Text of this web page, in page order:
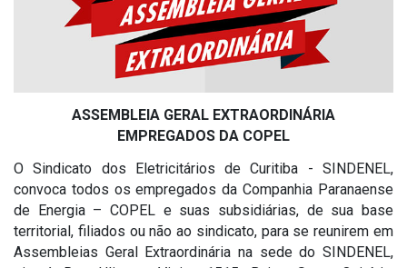
ASSEMBLEIA GERAL EXTRAORDINÁRIA
EMPREGADOS DA COPEL
O Sindicato dos Eletricitários de Curitiba - SINDENEL,
convoca todos os empregados da Companhia Paranaense
de Energia – COPEL e suas subsidiárias, de sua base
territorial, filiados ou não ao sindicato, para se reunirem em
Assembleias Geral Extraordinária na sede do SINDENEL,